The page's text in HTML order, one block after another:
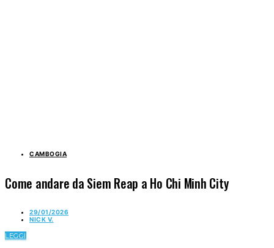
CAMBOGIA
Come andare da Siem Reap a Ho Chi Minh City
29/01/2026
NICK V.
LEGGI